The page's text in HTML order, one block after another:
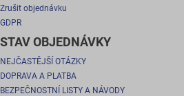
Zrušit objednávku
GDPR
STAV OBJEDNÁVKY
NEJČASTĚJŠÍ OTÁZKY
DOPRAVA A PLATBA
BEZPEČNOSTNÍ LISTY A NÁVODY